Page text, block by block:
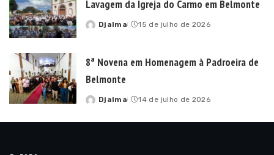
Lavagem da Igreja do Carmo em Belmonte
Posted
Djalma 15 de julho de 2026
8ª Novena em Homenagem à Padroeira de
Belmonte
Posted
Djalma 14 de julho de 2026